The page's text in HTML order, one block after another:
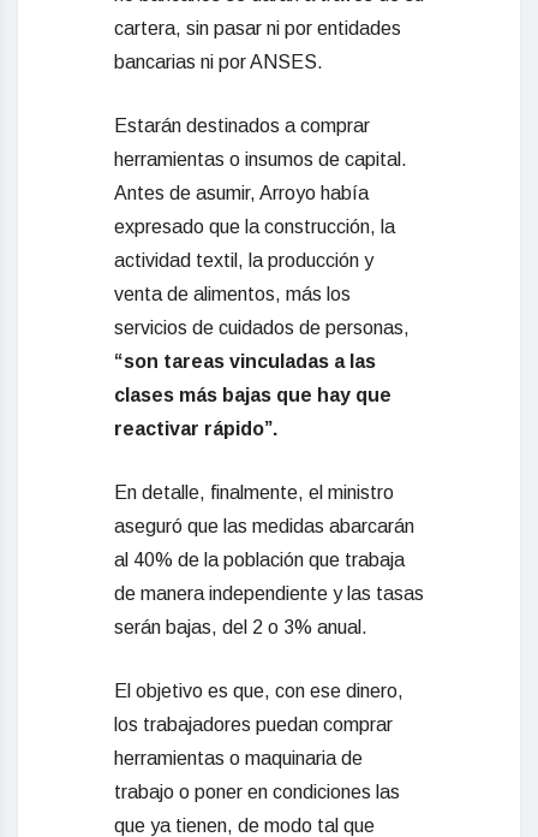
cartera, sin pasar ni por entidades
bancarias ni por ANSES.
Estarán destinados a comprar
herramientas o insumos de capital.
Antes de asumir, Arroyo había
expresado que la construcción, la
actividad textil, la producción y
venta de alimentos, más los
servicios de cuidados de personas,
“son tareas vinculadas a las
clases más bajas que hay que
reactivar rápido”.
En detalle, finalmente, el ministro
aseguró que las medidas abarcarán
al 40% de la población que trabaja
de manera independiente y las tasas
serán bajas, del 2 o 3% anual.
El objetivo es que, con ese dinero,
los trabajadores puedan comprar
herramientas o maquinaria de
trabajo o poner en condiciones las
que ya tienen, de modo tal que